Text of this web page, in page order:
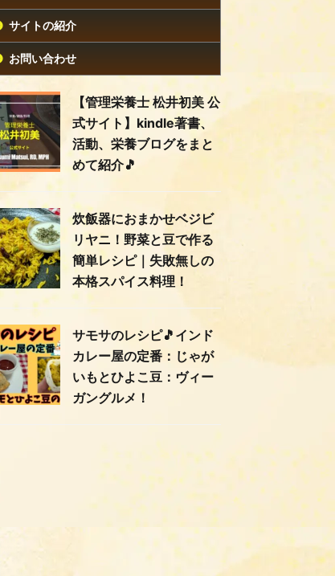
サイトの紹介
お問い合わせ
【管理栄養士 松井初美 公
式サイト】kindle著書、
活動、栄養ブログをまと
めて紹介🎵
炊飯器におまかせベジビ
リヤニ！野菜と豆で作る
簡単レシピ｜失敗無しの
本格スパイス料理！
サモサのレシピ🎵インド
カレー屋の定番：じゃが
いもとひよこ豆：ヴィー
ガングルメ！